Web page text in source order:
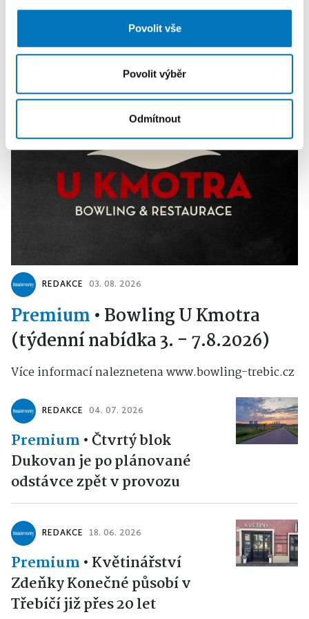
získali v důsledku toho, že používáte jejich služby.
Povolit vše
Povolit výběr
Odmítnout
REDAKCE 03. 08. 2026
Premium • Bowling U Kmotra
(týdenní nabídka 3. - 7.8.2026)
Více informací naleznetena www.bowling-trebic.cz
REDAKCE 04. 07. 2026
Premium •Čtvrtý blok
Dukovan je po plánované
odstávce zpět v provozu
REDAKCE 18. 06. 2026
Premium • Květinářství
Zdeňky Konečné působí v
Třebíčí již přes 20 let